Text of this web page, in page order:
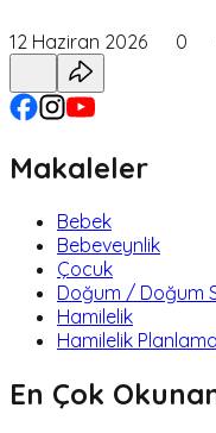
12 Haziran 2026 0
Makaleler
Bebek
Bebeveynlik
Çocuk
Doğum / Doğum
Hamilelik
Hamilelik Planlama
En Çok